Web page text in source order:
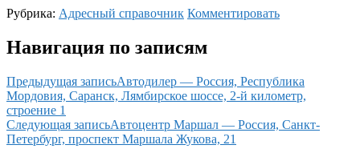
Рубрика: Адресный справочник Комментировать
Навигация по записям
Предыдущая записьАвтодилер — Россия, Республика
Мордовия, Саранск, Лямбирское шоссе, 2-й километр,
строение 1
Следующая записьАвтоцентр Маршал — Россия, Санкт-
Петербург, проспект Маршала Жукова, 21